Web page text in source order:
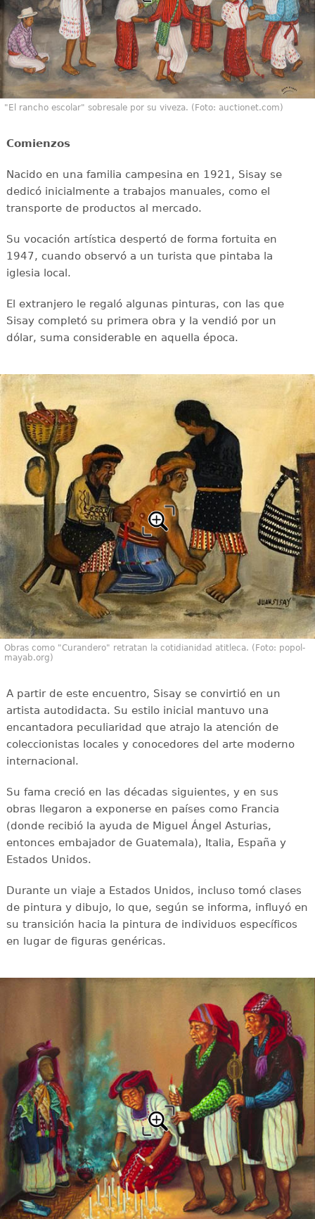
"El rancho escolar" sobresale por su viveza. (Foto: auctionet.com)
Comienzos
Nacido en una familia campesina en 1921, Sisay se
dedicó inicialmente a trabajos manuales, como el
transporte de productos al mercado.
Su vocación artística despertó de forma fortuita en
1947, cuando observó a un turista que pintaba la
iglesia local.
El extranjero le regaló algunas pinturas, con las que
Sisay completó su primera obra y la vendió por un
dólar, suma considerable en aquella época.
Obras como "Curandero" retratan la cotidianidad atitleca. (Foto: popol-
mayab.org)
A partir de este encuentro, Sisay se convirtió en un
artista autodidacta. Su estilo inicial mantuvo una
encantadora peculiaridad que atrajo la atención de
coleccionistas locales y conocedores del arte moderno
internacional.
Su fama creció en las décadas siguientes, y en sus
obras llegaron a exponerse en países como Francia
(donde recibió la ayuda de Miguel Ángel Asturias,
entonces embajador de Guatemala), Italia, España y
Estados Unidos.
Durante un viaje a Estados Unidos, incluso tomó clases
de pintura y dibujo, lo que, según se informa, influyó en
su transición hacia la pintura de individuos específicos
en lugar de figuras genéricas.